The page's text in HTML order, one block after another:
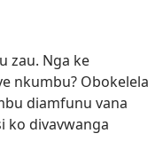
zau. Nga ke
nkumbu? Obokelela
diamfunu vana
ko divavwanga